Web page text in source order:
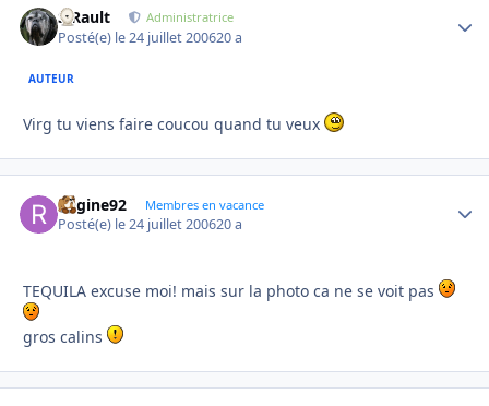
S.Rault Administratrice
Posté(e) le 24 juillet 200620 a
AUTEUR
Virg tu viens faire coucou quand tu veux
Regine92 Membres en vacance
Posté(e) le 24 juillet 200620 a
TEQUILA excuse moi! mais sur la photo ca ne se voit pas
gros calins